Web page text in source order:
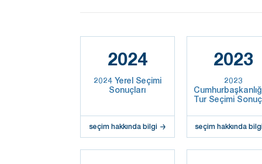
2024
2024 Yerel Seçimi
Sonuçları
seçim hakkında bilgi
2023
2023
Tur Seçimi
seçim hakkında